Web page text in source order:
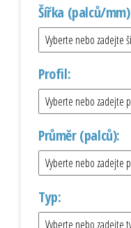
Šířka (palců/mm)
Profil:
Průměr (palců):
Typ: